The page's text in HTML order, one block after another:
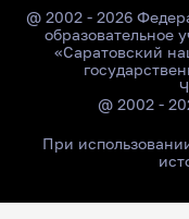
@ 2002 - 2026
образовательное
«Саратовский
@ 2002 -
При